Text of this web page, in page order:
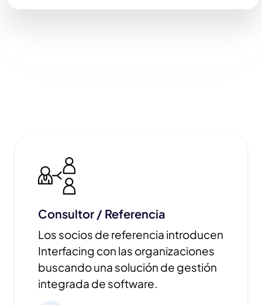
Consultor / Referencia
Los socios de referencia introducen
Interfacing con las organizaciones
buscando una solución de gestión
integrada de software.